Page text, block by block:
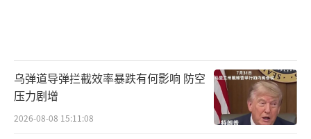
特朗普在讲话中提到“良好关系”的建立也让
许多国家看到了大国间通过外交手段解决复杂
问题的可能性。
乌弹道导弹拦截效率暴跌有何影响 防空
压力剧增
2026-08-08 15:11:08